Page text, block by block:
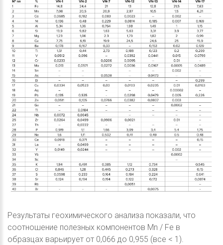
Результаты геохимического анализа показали, что
соотношение полезных компонентов Mn / Fe в
образцах варьирует от 0,066 до 0,955 (все < 1).